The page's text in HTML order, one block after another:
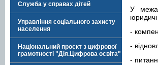
Служба у справах дітей
Управління соціального захисту
населення
Національний проєкт з цифрової
грамотності "Дія.Цифрова освіта"
У
-
-
-